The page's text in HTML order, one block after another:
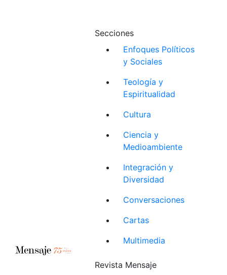
Secciones
Enfoques Políticos
y Sociales
Teología y
Espiritualidad
Cultura
Ciencia y
Medioambiente
Integración y
Diversidad
Conversaciones
Cartas
Multimedia
Revista Mensaje